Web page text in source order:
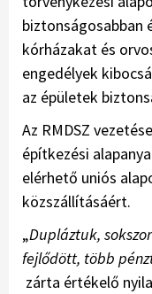
biztonságosabban
kórházakat és
engedélyek
az épületek
Az RMDSZ
építkezési
elérhető uniós
közszállításáért.
„Dupláztuk,
fejlődött, több
zárta értékelő